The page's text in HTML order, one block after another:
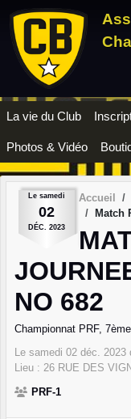
La vie du Club
Photos & Vidéo
Le samedi
02
DÉC. 2023
Accueil
Match
NO 682
Championnat PRF,
Le samedi 02 déc. 2023
Lieu : 26 RUE DES
PRF-1
Panneau de gestion